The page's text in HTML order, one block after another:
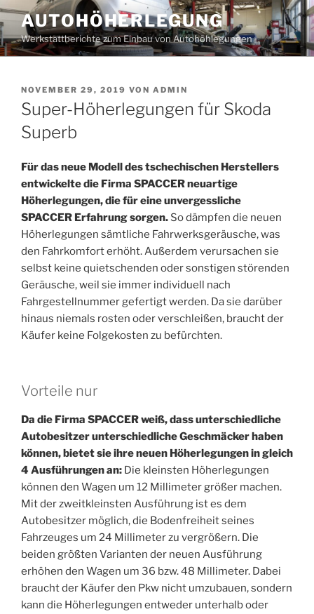
Zum
Inhalt
springen
AUTOHÖHERLEGUNG
Werkstattberichte zum Einbau von Autohöhlegungen
VERÖFFENTLICHT
AM
NOVEMBER 29, 2019 VON ADMIN
Super-Höherlegungen für Skoda
Superb
Für das neue Modell des tschechischen Herstellers
entwickelte die Firma SPACCER neuartige
Höherlegungen, die für eine unvergessliche
SPACCER Erfahrung sorgen. So dämpfen die neuen
Höherlegungen sämtliche Fahrwerksgeräusche, was
den Fahrkomfort erhöht. Außerdem verursachen sie
selbst keine quietschenden oder sonstigen störenden
Geräusche, weil sie immer individuell nach
Fahrgestellnummer gefertigt werden. Da sie darüber
hinaus niemals rosten oder verschleißen, braucht der
Käufer keine Folgekosten zu befürchten.
Vorteile nur
Da die Firma SPACCER weiß, dass unterschiedliche
Autobesitzer unterschiedliche Geschmäcker haben
können, bietet sie ihre neuen Höherlegungen in gleich
4 Ausführungen an: Die kleinsten Höherlegungen
können den Wagen um 12 Millimeter größer machen.
Mit der zweitkleinsten Ausführung ist es dem
Autobesitzer möglich, die Bodenfreiheit seines
Fahrzeuges um 24 Millimeter zu vergrößern. Die
beiden größten Varianten der neuen Ausführung
erhöhen den Wagen um 36 bzw. 48 Millimeter. Dabei
braucht der Käufer den Pkw nicht umzubauen, sondern
kann die Höherlegungen entweder unterhalb oder